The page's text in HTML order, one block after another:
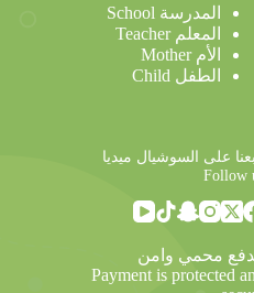
المدرسة School
المعلم Teacher
الأم Mother
الطفل Child
على السوشيال ميديا
Follow
محمي وامن
Payment is protected